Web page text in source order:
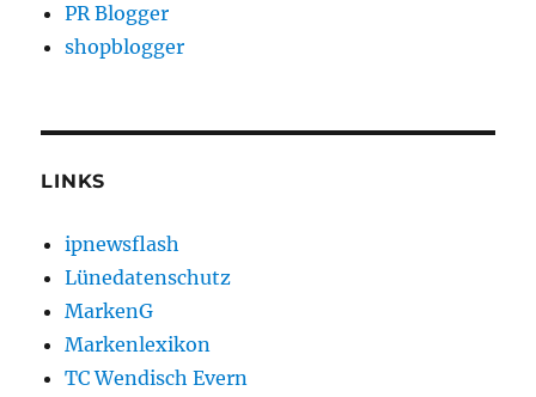
PR Blogger
shopblogger
LINKS
ipnewsflash
Lünedatenschutz
MarkenG
Markenlexikon
TC Wendisch Evern